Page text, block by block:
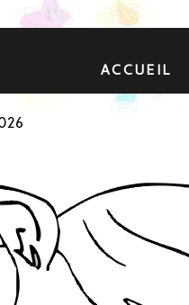
ACCUEIL